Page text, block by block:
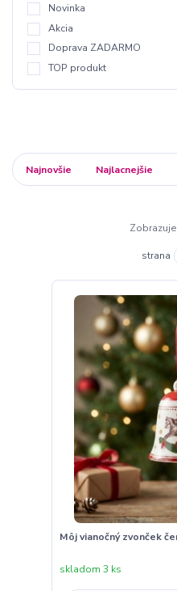
Novinka
Akcia
Doprava ZADARMO
TOP produkt
Najnovšie Najlacnejšie
strana
Môj vianočný zvonček
skladom 3 ks